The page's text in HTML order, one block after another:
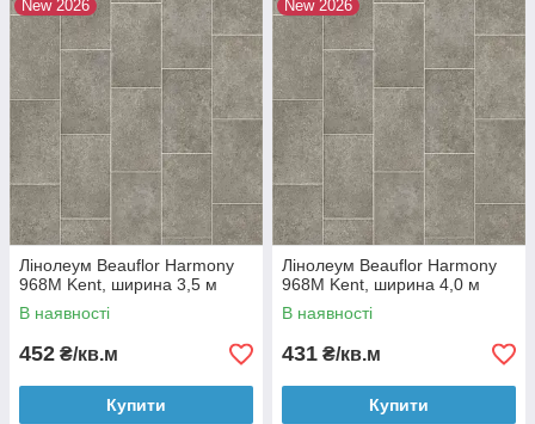
New 2026
Лінолеум Beauflor Harmony
968M Kent, ширина 3,5 м
В наявності
452 ₴/кв.м
Купити
New 2026
Лінолеум Beauflor Harmony
968M Kent, ширина 4,0 м
В наявності
431 ₴/кв.м
Купити